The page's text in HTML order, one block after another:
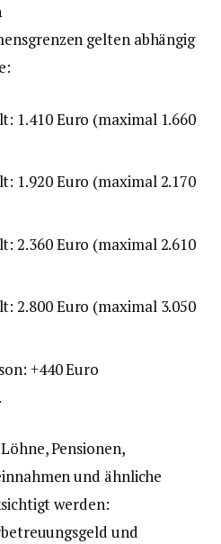
gelten abhängig
1.410 Euro (maximal 1.660
1.920 Euro (maximal 2.170
2.360 Euro (maximal 2.610
2.800 Euro (maximal 3.050
+440 Euro
Pensionen,
und ähnliche
werden:
und